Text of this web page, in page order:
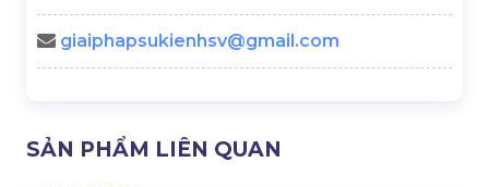
giaiphapsukienhsv@gmail.com
SẢN PHẨM LIÊN QUAN